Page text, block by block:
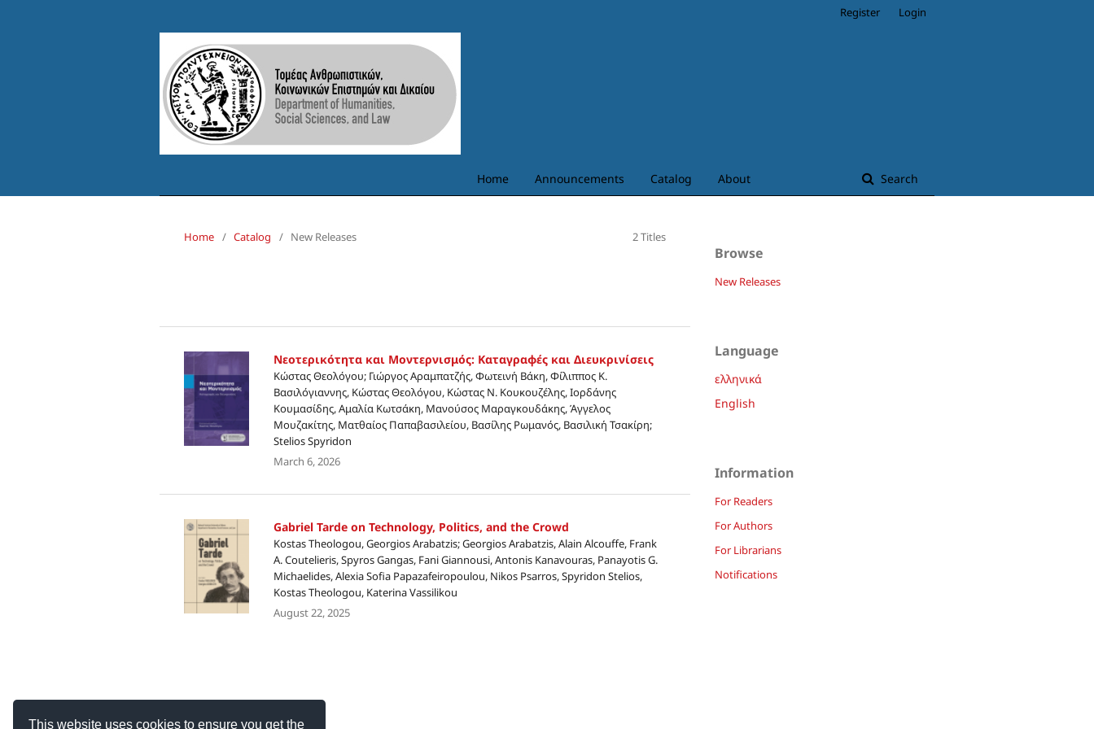
This website uses cookies to ensure you get the
Home Announcements Catalog About Search
Register Login
Home / Catalog / New Releases 2 Titles
Νεοτερικότητα και Μοντερνισμός: Καταγραφές και Διευκρινίσεις
Κώστας Θεολόγου; Γιώργος Αραμπατζής, Φωτεινή Βάκη, Φίλιππος Κ.
Βασιλόγιαννης, Κώστας Θεολόγου, Κώστας Ν. Κουκουζέλης, Ιορδάνης
Κουμασίδης, Αμαλία Κωτσάκη, Μανούσος Μαραγκουδάκης, Άγγελος
Μουζακίτης, Ματθαίος Παπαβασιλείου, Βασίλης Ρωμανός, Βασιλική Τσακίρη;
Stelios Spyridon
March 6, 2026
Gabriel Tarde on Technology, Politics, and the Crowd
Kostas Theologou, Georgios Arabatzis; Georgios Arabatzis, Alain Alcouffe, Frank
A. Coutelieris, Spyros Gangas, Fani Giannousi, Antonis Kanavouras, Panayotis G.
Michaelides, Alexia Sofia Papazafeiropoulou, Nikos Psarros, Spyridon Stelios,
Kostas Theologou, Katerina Vassilikou
August 22, 2025
Browse
New Releases
Language
ελληνικά
English
Information
For Readers
For Authors
For Librarians
Notifications